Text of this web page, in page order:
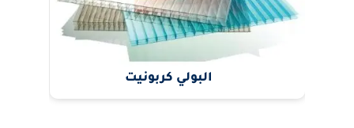
البولي كربونيت